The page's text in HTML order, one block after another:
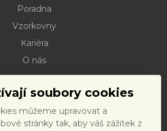
soubory cookies
můžeme upravovat a
stránky tak, aby váš zážitek z
Poradna
Vzorkovny
Kariéra
O nás
ke stažení
Doprava